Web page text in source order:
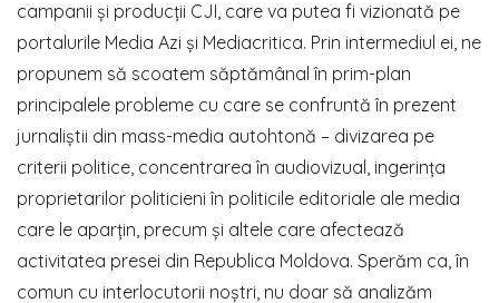
campanii și producții CJI, care va putea fi vizionată pe
portalurile Media Azi și Mediacritica. Prin intermediul ei, ne
propunem să scoatem săptămânal în prim-plan
principalele probleme cu care se confruntă în prezent
jurnaliștii din mass-media autohtonă – divizarea pe
criterii politice, concentrarea în audiovizual, ingerința
proprietarilor politicieni în politicile editoriale ale media
care le aparțin, precum și altele care afectează
activitatea presei din Republica Moldova. Sperăm ca, în
comun cu interlocutorii noștri, nu doar să analizăm